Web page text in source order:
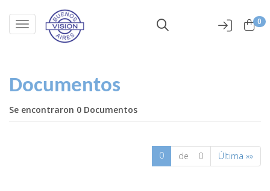
0
Toggle navigation
Documentos
Se encontraron 0 Documentos
0 de 0 Última »»